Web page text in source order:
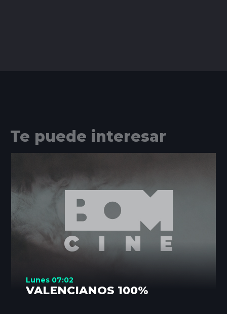
Te puede interesar
Lunes 07:02
VALENCIANOS 100%